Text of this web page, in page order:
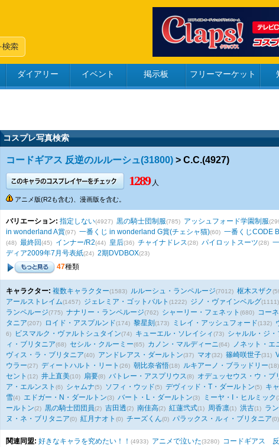
ダイアリー イベント 掲示板 フリーマーケット
コスプレ写真検索
コードギアス 反逆のルルーシュ(31800) > C.C.(4927)
1289人
アニメ版(R2も含む)、漫画版を含む。
バリエーション: 指定しない(4927) 黒の騎士団制服(785) アッシュフォード学園制服
in wonderland A賞(97) 一番くじ in wonderland G賞(チェシャ猫)(60) 一番くじCODE
(48) 最終回(45) インナー/R2(44) 皇后(36) チャイナドレス(28) パイロットスーツ(28)
ディア2009年7月号表紙(24) 2期DVDBOX(23)
47種類
キャラクター: 複数キャラクター(1583) ルルーシュ・ランペルージ(7012) 枢木スザク
アールストレイム(1457) ジェレミア・ゴットバルト (1222) ジノ・ヴァインベルグ(1111)
ランペルージ(775) ナナリー・ランペルージ(762) シャーリー・フェネット (680) コー
タニア(207) ロイド・アスプルンド(174) 黎星刻 (173) ミレイ・アッシュフォード(132)
6)
ビスマルク・ヴァルトシュタイン(74) キューエル・ソレイシィ(73) シャルル・ジ
ィ・ブリタニア(68) セシル・クルーミー(65) カノン・マルディーニ(64) ノネット・エ
ヴィス・ラ・ブリタニア(40) アンドレアス・ダールトン(37) マオ(32) 篠崎咲世子(31)
ウラー(27) ディートハルト・リート (26) 朝比奈省悟(18) ルキアーノ・ブラッドリー(18)
セント (12) 井上直美(10) 扇要(8) バトレー・アスプリウス(8) オデュッセウス・ウ・ブ
ア・エルンスト (6) シャムナ(5) ソフィ・ウッド(5) デヴィッド・T・ダールトン(5) キ
雪(4) エドガー・N・ダールトン(3) バート・L・ダールトン(3) ミーヤ・I・ヒルミック
ールトン(2) 黒の騎士団団員(2) 吉田透(2) 南佳高(2) 紅蓮弐式(1) 周香凛(1) 洪古(1) ラ
ヌ・ネ・ブリタニア(0) 紅月ナオト (0) チーズくん(0) パラックス・ルィ・ブリタニア(0)
関連同盟: 好きなキャラを究めたい！！ (4933) アニメで泣いた(3280) コードギアス